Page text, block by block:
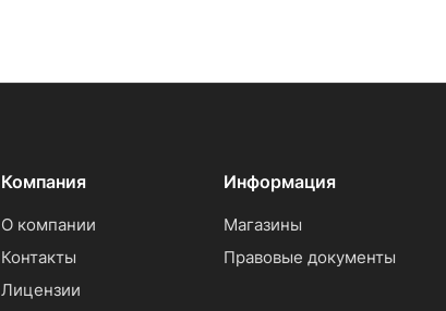
Компания
О компании
Контакты
Лицензии
Информация
Магазины
Правовые документы